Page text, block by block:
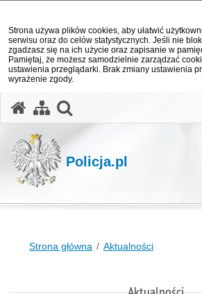
Strona używa plików cookies, aby ułatwić
serwisu oraz do celów statystycznych. Jeśli nie
zgadzasz się na ich użycie oraz zapisanie w
Pamiętaj, że możesz samodzielnie zarządzać
ustawienia przeglądarki. Brak zmiany ustawienia
wyrażenie zgody.
Policja.pl
Strona główna Aktualności